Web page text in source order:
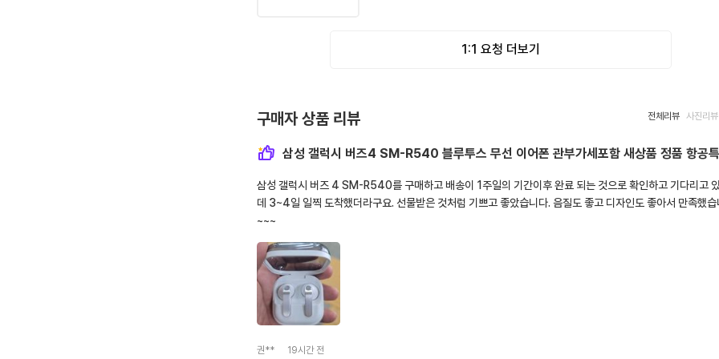
1:1 요청 더보기
구매자 상품 리뷰 전체리뷰 사진리뷰
삼성 갤럭시 버즈4 SM-R540 블루투스 무선 이어폰 관부가세포함 새상품 정품 항공
삼성 갤럭시 버즈 4 SM-R540를 구매하고 배송이 1주일의 기간이후 완료 되는 것으로 확인하고 기다리고
데 3~4일 일찍 도착했더라구요. 선물받은 것처럼 기쁘고 좋았습니다. 음질도 좋고 디자인도 좋아서 만족했습
~~~
권** 19시간 전